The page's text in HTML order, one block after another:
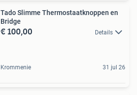
Tado Slimme Thermostaatknoppen en
Bridge
€ 100,00 Details
Krommenie 31 jul 26